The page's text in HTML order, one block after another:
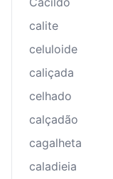
calite
celuloide
caliçada
celhado
calçadão
cagalheta
caladieia